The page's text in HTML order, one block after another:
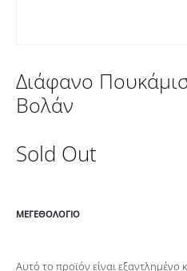
Διάφανο
Βολάν
Sold Out
ΜΕΓΕΘΟΛΌΓΙΟ
Αυτό το προϊόν είναι εξαντλημένο